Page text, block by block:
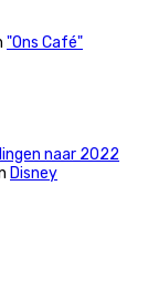
"Ons Café"
naar 2022
Disney